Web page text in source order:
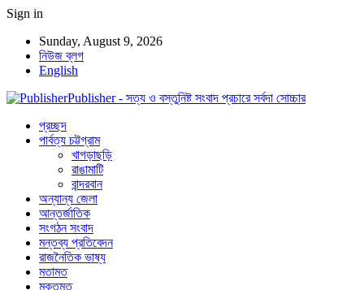
Sign in
Sunday, August 9, 2026
নিউজ ব্লগ
English
Publisher - সত্য ও বস্তুনিষ্ট সংবাদ প্রচারে সর্বদা সোচ্চার
প্রচ্ছদ
পার্বত্য চট্টগ্রাম
খাগড়াছড়ি
রাঙামাটি
বান্দরবান
অন্যান্য জেলা
আন্তর্জাতিক
সংগঠন সংবাদ
মন্তব্য প্রতিবেদন
রাজনৈতিক ভাষ্য
মতামত
মুক্তমত